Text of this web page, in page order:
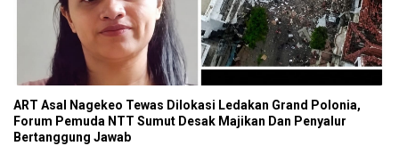
ART Asal Nagekeo Tewas Dilokasi Ledakan Grand Polonia,
Forum Pemuda NTT Sumut Desak Majikan Dan Penyalur
Bertanggung Jawab